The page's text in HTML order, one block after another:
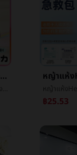
hoomeyเหยือกหญิงเครื่องเคลือบดินเผาซับในเหยือก2025ใหม่สูงสีมูลค่านักเรียนฟางข้าวถ้วยน้ำประกันภัยน้ำแข็ง
฿25.53